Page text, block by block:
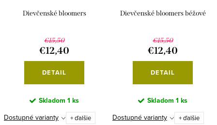
Dievčenské bloomers
€15,50
€12,40
DETAIL
Skladom 1 ks
Dostupné varianty + ďalšie
Dievčenské bloomers béžové
€15,50
€12,40
DETAIL
Skladom 1 ks
Dostupné varianty + ďalšie